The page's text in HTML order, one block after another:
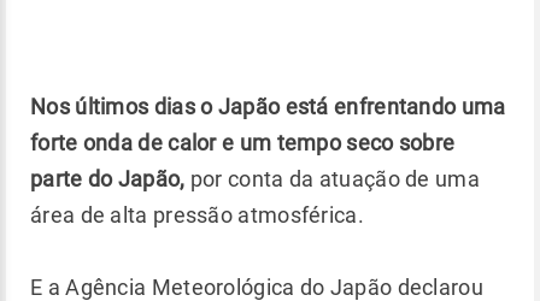
Nos últimos dias o Japão está enfrentando uma
forte onda de calor e um tempo seco sobre
parte do Japão, por conta da atuação de uma
área de alta pressão atmosférica.
E a Agência Meteorológica do Japão declarou